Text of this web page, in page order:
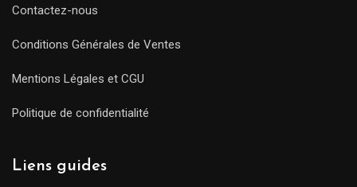
Contactez-nous
Conditions Générales de Ventes
Mentions Légales et CGU
Politique de confidentialité
Liens guides